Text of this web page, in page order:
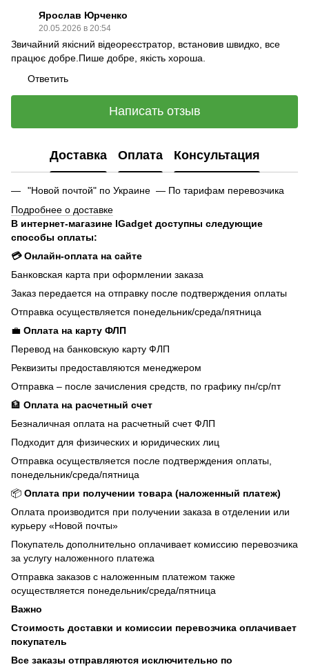
Ярослав Юрченко
20.05.2026 в 20:54
Звичайний якісний відеореєстратор, встановив швидко, все
працює добре.Пише добре, якість хороша.
Ответить
Написать отзыв
Доставка Оплата Консультация
"Новой почтой" по Украине — По тарифам перевозчика
Подробнее о доставке
В интернет-магазине IGadget доступны следующие
способы оплаты:
💳 Онлайн-оплата на сайте
Банковская карта при оформлении заказа
Заказ передается на отправку после подтверждения оплаты
Отправка осуществляется понедельник/среда/пятница
💼 Оплата на карту ФЛП
Перевод на банковскую карту ФЛП
Реквизиты предоставляются менеджером
Отправка – после зачисления средств, по графику пн/ср/пт
🏦 Оплата на расчетный счет
Безналичная оплата на расчетный счет ФЛП
Подходит для физических и юридических лиц
Отправка осуществляется после подтверждения оплаты,
понедельник/среда/пятница
📦 Оплата при получении товара (наложенный платеж)
Оплата производится при получении заказа в отделении или
курьеру «Новой почты»
Покупатель дополнительно оплачивает комиссию перевозчика
за услугу наложенного платежа
Отправка заказов с наложенным платежом также
осуществляется понедельник/среда/пятница
Важно
Стоимость доставки и комиссии перевозчика оплачивает
покупатель
Все заказы отправляются исключительно по